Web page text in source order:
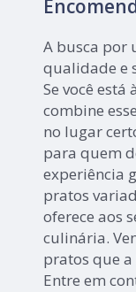
A busca por
qualidade e
Se você
combine
no lugar
para quem
experiência
pratos
oferece aos
culinária.
pratos que a
Entre em